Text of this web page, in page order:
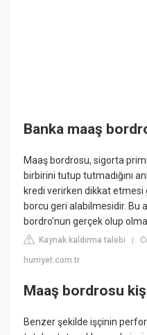
Banka maaş
Maaş bordrosu, sigorta
birbirini tutup tutmadığını
kredi verirken dikkat etmesi
borcu geri alabilmesidir. Bu
bordro'nun gerçek olup
Kaynak kaldırma talebi |
hurriyet.com.tr
Maaş bordrosu
Benzer şekilde işçinin